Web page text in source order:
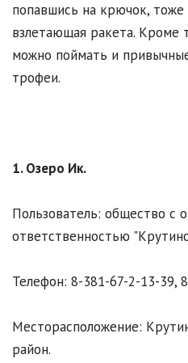
попавшись на крючок, тоже
взлетающая ракета. Кроме
можно поймать и
трофеи.
1. Озеро Ик.
Пользователь: общество с
ответственностью
Телефон: 8-381-67-2-13-39,
Месторасположение:
район.